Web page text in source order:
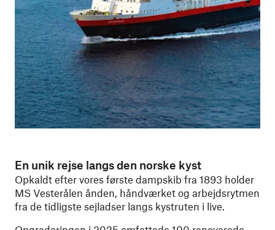
En unik rejse langs den norske kyst
Opkaldt efter vores første dampskib fra 1893 holder
MS Vesterålen ånden, håndværket og arbejdsrytmen
fra de tidligste sejladser langs kystruten i live.